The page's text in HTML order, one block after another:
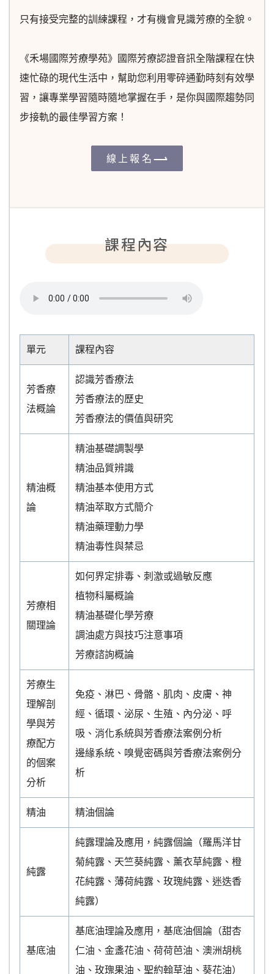
只有接受完整的訓練課程，才有機會見識芳療的全貌。
《禾場國際芳療學苑》國際芳療認證音訊全階課程在快
速忙碌的現代生活中，幫助您利用零碎通勤時刻有效學
習，讓專業學習隨時隨地掌握在手，是你與國際趨勢同
步接軌的最佳學習方案！
線上報名
課程內容
單元 課程內容
芳香療
法概論
認識芳香療法
芳香療法的歷史
芳香療法的價值與研究
精油概
論
精油基礎調製學
精油品質辨識
精油基本使用方式
精油萃取方式簡介
精油藥理動力學
精油毒性與禁忌
芳療相
關理論
如何界定排毒、刺激或過敏反應
植物科屬概論
精油基礎化學芳療
調油處方與技巧注意事項
芳療諮詢概論
芳療生
理解剖
學與芳
療配方
的個案
分析
免疫、淋巴、骨骼、肌肉、皮膚、神
經、循環、泌尿、生殖、內分泌、呼
吸、消化系統與芳香療法案例分析
邊緣系統、嗅覺密碼與芳香療法案例分
析
精油 精油個論
純露
純露理論及應用，純露個論（羅馬洋甘
菊純露、天竺葵純露、薰衣草純露、橙
花純露、薄荷純露、玫瑰純露、迷迭香
純露）
基底油
基底油理論及應用，基底油個論（甜杏
仁油、金盞花油、荷荷芭油、澳洲胡桃
油、玫瑰果油、聖約翰草油、葵花油）